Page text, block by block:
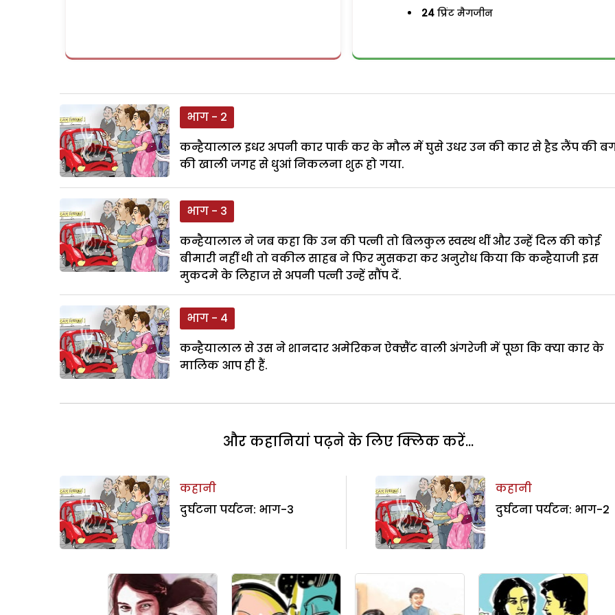
24 प्रिंट मैगजीन
भाग - 2
कन्हैयालाल इधर अपनी कार पार्क कर के मौल में घुसे उधर उन की कार से हैड लैंप की
की खाली जगह से धुआं निकलना शुरू हो गया.
भाग - 3
कन्हैयालाल ने जब कहा कि उन की पत्नी तो बिलकुल स्वस्थ थीं और उन्हें दिल की कोई
बीमारी नहीं थी तो वकील साहब ने फिर मुसकरा कर अनुरोध किया कि कन्हैयाजी इस
मुकदमे के लिहाज से अपनी पत्नी उन्हें सौंप दें.
भाग - 4
कन्हैयालाल से उस ने शानदार अमेरिकन ऐक्सैंट वाली अंगरेजी में पूछा कि क्या कार के
मालिक आप ही हैं.
और कहानियां पढ़ने के लिए क्लिक करें...
कहानी
दुर्घटना पर्यटन: भाग-3
कहानी
दुर्घटना पर्यटन: भाग-2